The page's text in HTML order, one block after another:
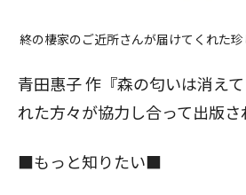
終の棲家のご近所さんが届けてくれた
青田惠子 作『森の匂いは消えて
れた方々が協力し合って出版さ
■もっと知りたい■